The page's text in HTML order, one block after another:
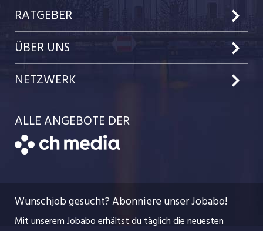
Kanton Zug
Kanton Nidwalden
Kanton Obwalden
Kanton Schwyz
Festanstellungen
Freelance Jobs
Preise & Leistungen
Kundenlogin
Einzelinserat disponieren
Schnittstelle
Bewerber-Cockpit
RATGEBER
Job-News
Job-Tipps
Job-Storys
Job-Coach
Bewerbung
ÜBER UNS
Portrait
Jobs bei der CH Media
Nutzungsbedingungen
NETZWERK
CH Media
jobbasel.ch
ALLE ANGEBOTE DER
Wunschjob gesucht? Abonniere unser Jobabo!
Mit unserem Jobabo erhältst du täglich die neuesten